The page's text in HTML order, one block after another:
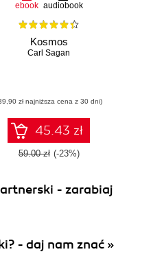
ebook audiobook
Kosmos
Carl Sagan
zł najniższa cena z 30 dni)
45.43 zł
59.00 zł (-23%)
- zarabiaj
- daj nam znać »